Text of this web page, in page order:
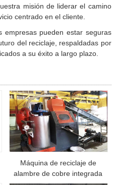
misión de liderar el camino
centrado en el cliente.
empresas pueden estar seguras
del reciclaje, respaldadas por
a su éxito a largo plazo.
Máquina de reciclaje de
alambre de cobre integrada